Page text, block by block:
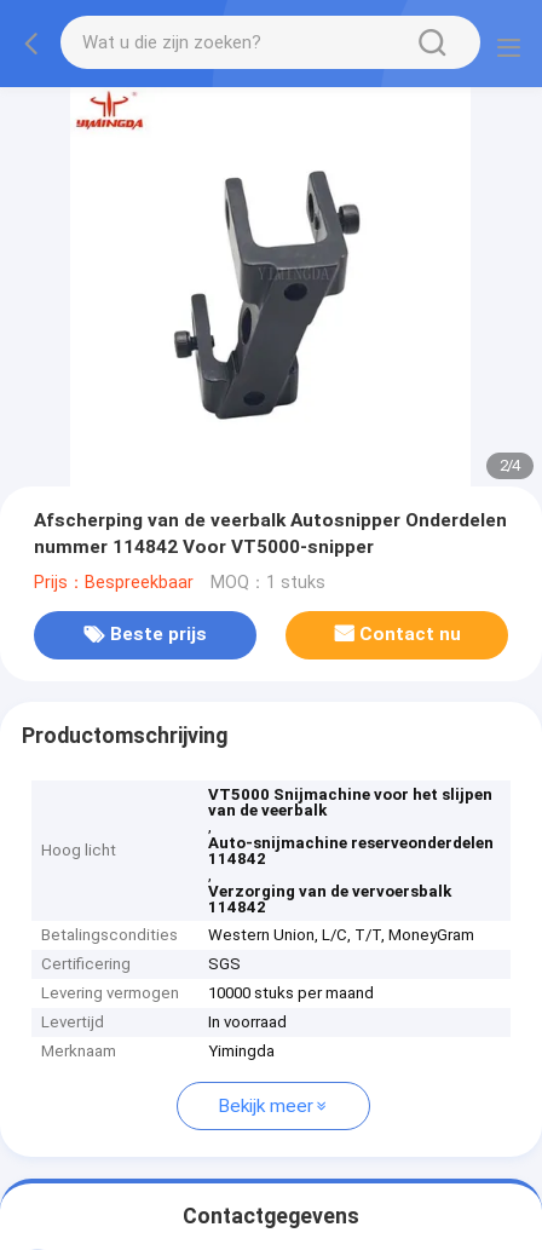
2/4
Afscherping van de veerbalk Autosnipper Onderdelen
nummer 114842 Voor VT5000-snipper
Prijs：Bespreekbaar MOQ：1 stuks
Beste prijs Contact nu
Productomschrijving
Hoog licht
VT5000 Snijmachine voor het slijpen
van de veerbalk
,
Auto-snijmachine reserveonderdelen
114842
,
Verzorging van de vervoersbalk
114842
Betalingscondities
Western Union, L/C, T/T, MoneyGram
Certificering
SGS
Levering vermogen
10000 stuks per maand
Levertijd
In voorraad
Merknaam
Yimingda
Bekijk meer
Contactgegevens